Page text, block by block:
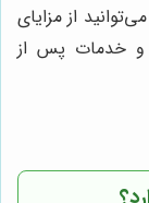
از مزایای
و خدمات پس از